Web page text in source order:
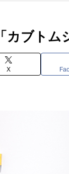
ブトム
X